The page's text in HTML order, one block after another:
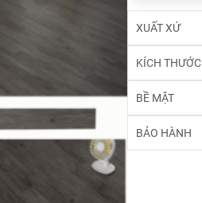
XUẤT XỨ
KÍCH THƯỚC
BỀ MẶT
BẢO HÀNH